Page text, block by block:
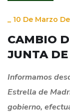
10 De Marzo
CAMBIO
JUNTA
Informamos
Estrella de
gobierno,